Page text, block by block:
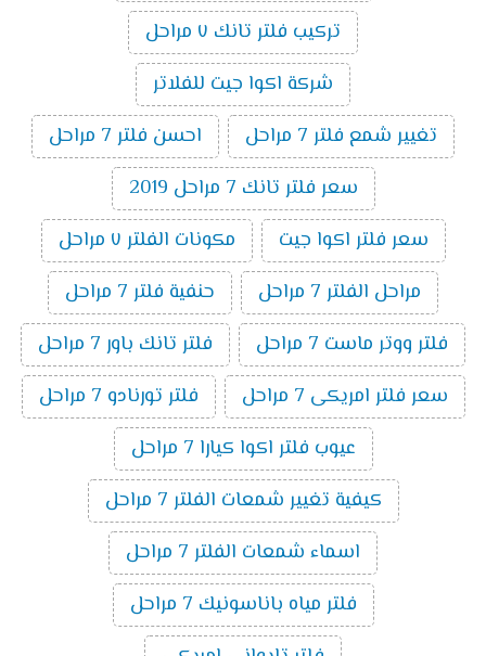
تركيب فلتر تانك ٧ مراحل
شركة اكوا جيت للفلاتر
تغيير شمع فلتر 7 مراحل
احسن فلتر 7 مراحل
سعر فلتر تانك 7 مراحل 2019
سعر فلتر اكوا جيت
مكونات الفلتر ٧ مراحل
مراحل الفلتر 7 مراحل
حنفية فلتر 7 مراحل
فلتر ووتر ماست 7 مراحل
فلتر تانك باور 7 مراحل
سعر فلتر امريكى 7 مراحل
فلتر تورنادو 7 مراحل
عيوب فلتر اكوا كيارا 7 مراحل
كيفية تغيير شمعات الفلتر 7 مراحل
اسماء شمعات الفلتر 7 مراحل
فلتر مياه باناسونيك 7 مراحل